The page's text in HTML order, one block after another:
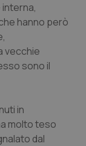
hanno però
vecchie
sono il
in
molto teso
dal